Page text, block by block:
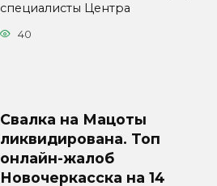
специалисты Центра
40
Свалка на Мацоты
ликвидирована. Топ
онлайн-жалоб
Новочеркасска на 14